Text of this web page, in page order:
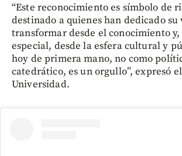
“Este reconocimiento es símbolo de
destinado a quienes han dedicado su
transformar desde el conocimiento y,
especial, desde la esfera cultural y
hoy de primera mano, no como
catedrático, es un orgullo”, expresó
Universidad.